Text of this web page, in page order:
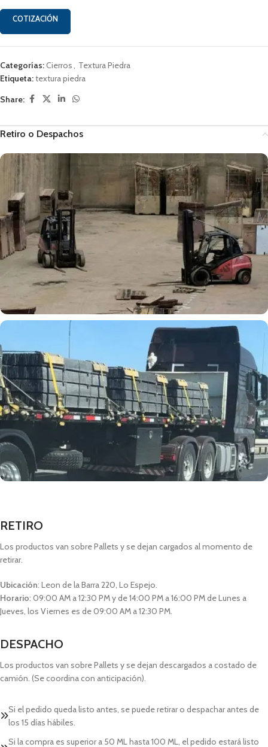
COTIZACIÓN
Categorías:Cierros, Textura Piedra
Etiqueta:textura piedra
Share:
Retiro o Despachos
RETIRO
Los productos van sobre Pallets y se dejan cargados al momento de
retirar.
Ubicación: Leon de la Barra 220, Lo Espejo.
Horario: 09:00 AM a 12:30 PM y de 14:00 PM a 16:00 PM de Lunes a
Jueves, los Viernes es de 09:00 AM a 12:30 PM.
DESPACHO
Los productos van sobre Pallets y se dejan descargados a costado de
camión. (Se coordina con anticipación).
Si el pedido queda listo antes, se puede retirar o despachar antes de
los 15 días hábiles.
Si la compra es superior a 50 ML hasta 100 ML, el pedido estará listo